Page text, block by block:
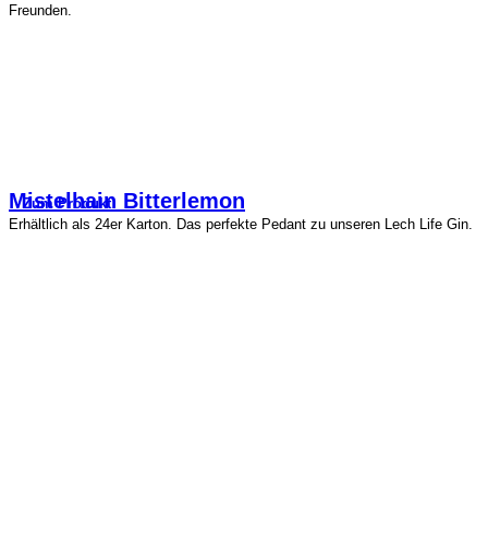
Freunden.
Mistelhain Bitterlemon
Erhältlich als 24er Karton. Das perfekte Pedant zu unseren Lech Life Gin.
Zum Produkt